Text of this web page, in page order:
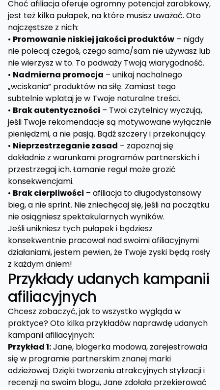
Choć afiliacja oferuje ogromny potencjał zarobkowy,
jest też kilka pułapek, na które musisz uważać. Oto
najczęstsze z nich:
• Promowanie niskiej jakości produktów – nigdy
nie polecaj czegoś, czego sama/sam nie używasz lub
nie wierzysz w to. To podważy Twoją wiarygodność.
• Nadmierna promocja – unikaj nachalnego
„wciskania” produktów na siłę. Zamiast tego
subtelnie wplataj je w Twoje naturalne treści.
• Brak autentyczności – Twoi czytelnicy wyczują,
jeśli Twoje rekomendacje są motywowane wyłącznie
pieniędzmi, a nie pasją. Bądź szczery i przekonujący.
• Nieprzestrzeganie zasad – zapoznaj się
dokładnie z warunkami programów partnerskich i
przestrzegaj ich. Łamanie reguł może grozić
konsekwencjami.
• Brak cierpliwości – afiliacja to długodystansowy
bieg, a nie sprint. Nie zniechęcaj się, jeśli na początku
nie osiągniesz spektakularnych wyników.
Jeśli unikniesz tych pułapek i będziesz
konsekwentnie pracował nad swoimi afiliacyjnymi
działaniami, jestem pewien, że Twoje zyski będą rosły
z każdym dniem!
Przykłady udanych kampanii
afiliacyjnych
Chcesz zobaczyć, jak to wszystko wygląda w
praktyce? Oto kilka przykładów naprawdę udanych
kampanii afiliacyjnych:
Przykład 1:Jane, blogerka modowa, zarejestrowała
się w programie partnerskim znanej marki
odzieżowej. Dzięki tworzeniu atrakcyjnych stylizacji i
recenzji na swoim blogu, Jane zdołała przekierować